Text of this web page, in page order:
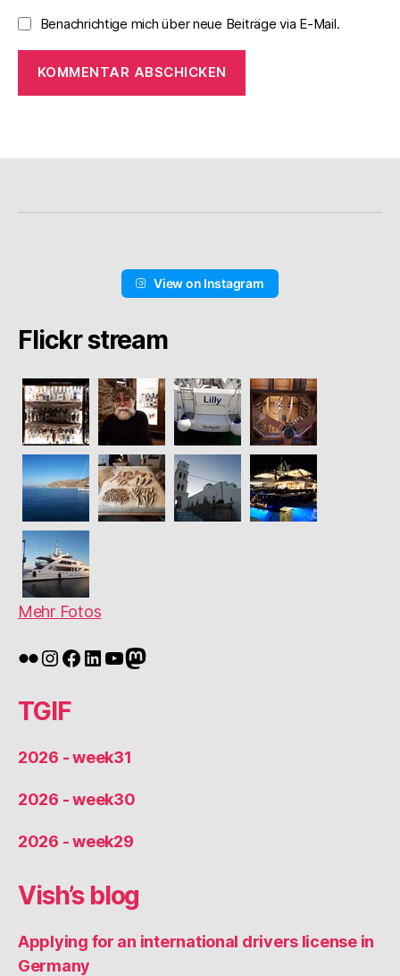
Benachrichtige mich über neue Beiträge via E-Mail.
View on Instagram
Flickr stream
Mehr Fotos
Flickr
Instagram
Facebook
LinkedIn
YouTube
Mastodon
TGIF
2026 - week31
2026 - week30
2026 - week29
Vish’s blog
Applying for an international drivers license in
Germany